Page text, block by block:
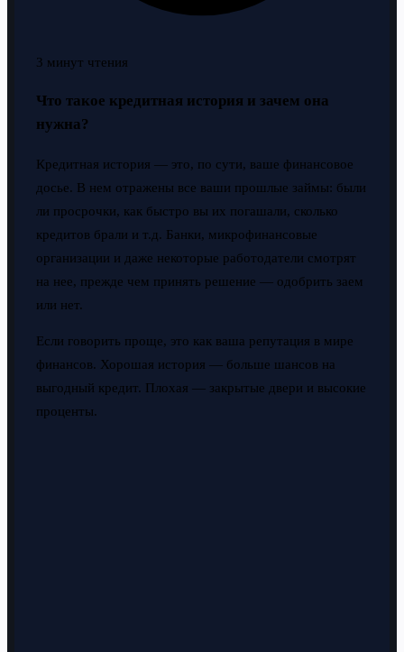
3 минут чтения
Что такое кредитная история и зачем она
нужна?
Кредитная история — это, по сути, ваше финансовое
досье. В нем отражены все ваши прошлые займы: были
ли просрочки, как быстро вы их погашали, сколько
кредитов брали и т.д. Банки, микрофинансовые
организации и даже некоторые работодатели смотрят
на нее, прежде чем принять решение — одобрить заем
или нет.
Если говорить проще, это как ваша репутация в мире
финансов. Хорошая история — больше шансов на
выгодный кредит. Плохая — закрытые двери и высокие
проценты.